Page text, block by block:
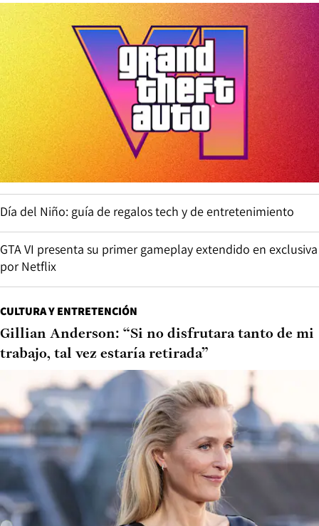
Día del Niño: guía de regalos tech y de entretenimiento
GTA VI presenta su primer gameplay extendido en exclusiva
por Netflix
CULTURA Y ENTRETENCIÓN
Gillian Anderson: “Si no disfrutara tanto de mi
trabajo, tal vez estaría retirada”